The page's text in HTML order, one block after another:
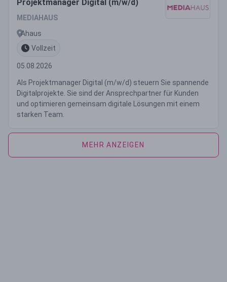
Projektmanager Digital (m/w/d)
MEDIAHAUS
Ahaus
Vollzeit
05.08.2026
Als Projektmanager Digital (m/w/d) steuern Sie spannende
Digitalprojekte. Sie sind der Ansprechpartner für Kunden
und optimieren gemeinsam digitale Lösungen mit einem
starken Team.
MEHR ANZEIGEN